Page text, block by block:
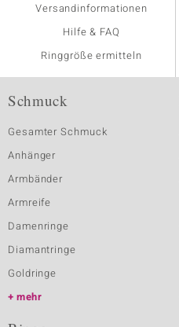
Versandinformationen
Hilfe & FAQ
Ringgröße ermitteln
Schmuck
Gesamter Schmuck
Anhänger
Armbänder
Armreife
Damenringe
Diamantringe
Goldringe
mehr